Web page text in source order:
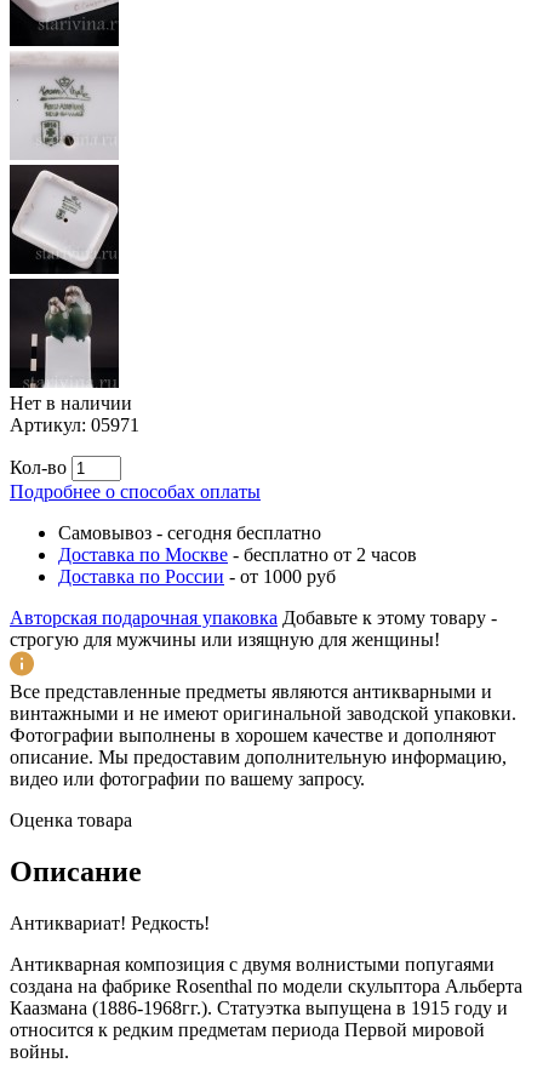
Нет в наличии
Артикул: 05971
Кол-во
Подробнее о способах оплаты
Самовывоз - сегодня бесплатно
Доставка по Москве - бесплатно от 2 часов
Доставка по России - от 1000 руб
Авторская подарочная упаковка Добавьте к этому товару -
строгую для мужчины или изящную для женщины!
Все представленные предметы являются антикварными и
винтажными и не имеют оригинальной заводской упаковки.
Фотографии выполнены в хорошем качестве и дополняют
описание. Мы предоставим дополнительную информацию,
видео или фотографии по вашему запросу.
Оценка товара
Описание
Антиквариат! Редкость!
Антикварная композиция с двумя волнистыми попугаями
создана на фабрике Rosenthal по модели скульптора Альберта
Каазмана (1886-1968гг.). Статуэтка выпущена в 1915 году и
относится к редким предметам периода Первой мировой
войны.